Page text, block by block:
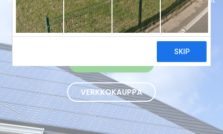
ja energiatehokkaat ilmavesilämpöpumput avaimet
käteen -periaatteella Espoossa.
VERKKOKAUPPA